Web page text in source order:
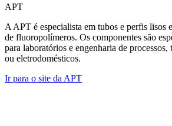
APT
A APT é especialista em tubos e perfis lisos
de fluoropolímeros. Os componentes são
para laboratórios e engenharia de
ou eletrodomésticos.
Ir para o site da APT